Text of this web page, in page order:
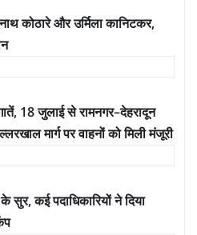
कोठारे और उर्मिला कानिटकर,
18 जुलाई से रामनगर–देहरादून
मार्ग पर वाहनों को मिली मंजूरी
सुर, कई पदाधिकारियों ने दिया